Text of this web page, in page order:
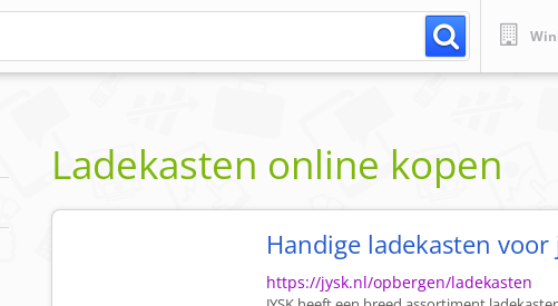
Ladekasten online kopen
Handige ladekasten voor
https://jysk.nl/opbergen/ladekasten